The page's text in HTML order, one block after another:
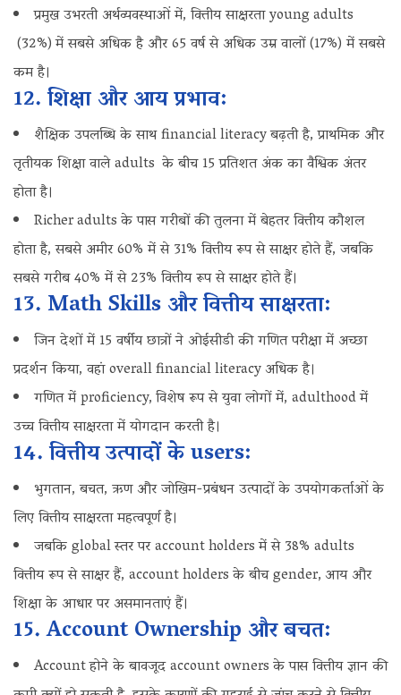
प्रमुख उभरती अर्थव्यवस्थाओं में, वित्तीय साक्षरता young adults
(32%) में सबसे अधिक है और 65 वर्ष से अधिक उम्र वालों (17%) में सबसे
कम है।
12. शिक्षा और आय प्रभाव:
शैक्षिक उपलब्धि के साथ financial literacy बढ़ती है, प्राथमिक और
तृतीयक शिक्षा वाले adults के बीच 15 प्रतिशत अंक का वैश्विक अंतर
होता है।
Richer adults के पास गरीबों की तुलना में बेहतर वित्तीय कौशल
होता है, सबसे अमीर 60% में से 31% वित्तीय रूप से साक्षर होते हैं, जबकि
सबसे गरीब 40% में से 23% वित्तीय रूप से साक्षर होते हैं।
13. Math Skills और वित्तीय साक्षरता:
जिन देशों में 15 वर्षीय छात्रों ने ओईसीडी की गणित परीक्षा में अच्छा
प्रदर्शन किया, वहां overall financial literacy अधिक है।
गणित में proficiency, विशेष रूप से युवा लोगों में, adulthood में
उच्च वित्तीय साक्षरता में योगदान करती है।
14. वित्तीय उत्पादों के users:
भुगतान, बचत, ऋण और जोखिम-प्रबंधन उत्पादों के उपयोगकर्ताओं के
लिए वित्तीय साक्षरता महत्वपूर्ण है।
जबकि global स्तर पर account holders में से 38% adults
वित्तीय रूप से साक्षर हैं, account holders के बीच gender, आय और
शिक्षा के आधार पर असमानताएं हैं।
15. Account Ownership और बचत:
Account होने के बावजूद account owners के पास वित्तीय ज्ञान की